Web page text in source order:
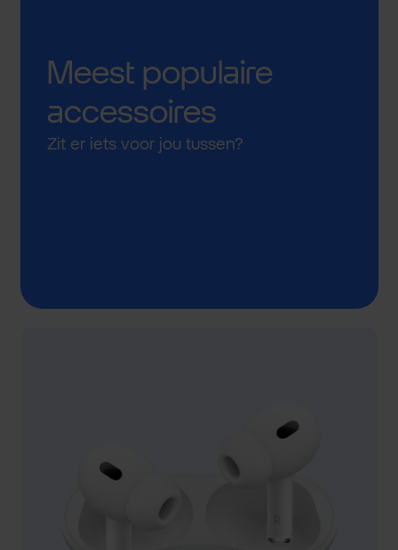
Meest populaire
accessoires
Zit er iets voor jou tussen?